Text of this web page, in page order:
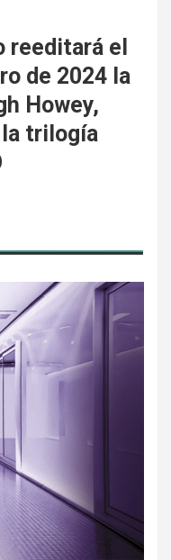
reeditará el
de 2024 la
Howey,
trilogía